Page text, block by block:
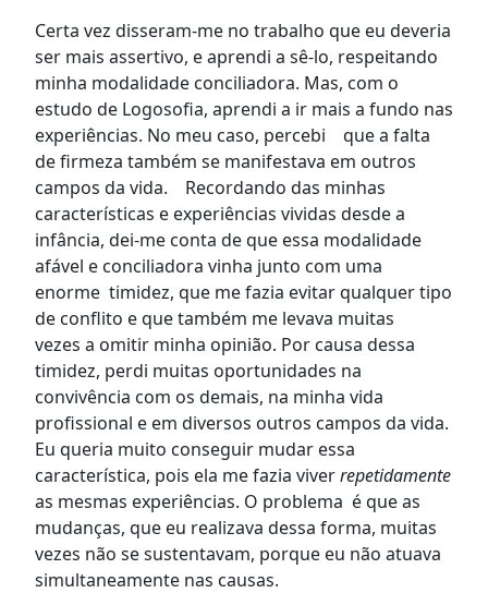
Certa vez disseram-me no trabalho que eu deveria
ser mais assertivo, e aprendi a sê-lo, respeitando
minha modalidade conciliadora. Mas, com o
estudo de Logosofia, aprendi a ir mais a fundo nas
experiências. No meu caso, percebi que a falta
de firmeza também se manifestava em outros
campos da vida. Recordando das minhas
características e experiências vividas desde a
infância, dei-me conta de que essa modalidade
afável e conciliadora vinha junto com uma
enorme timidez, que me fazia evitar qualquer tipo
de conflito e que também me levava muitas
vezes a omitir minha opinião. Por causa dessa
timidez, perdi muitas oportunidades na
convivência com os demais, na minha vida
profissional e em diversos outros campos da vida.
Eu queria muito conseguir mudar essa
característica, pois ela me fazia viverrepetidamente
as mesmas experiências. O problema é que as
mudanças, que eu realizava dessa forma, muitas
vezes não se sustentavam, porque eu não atuava
simultaneamente nas causas.